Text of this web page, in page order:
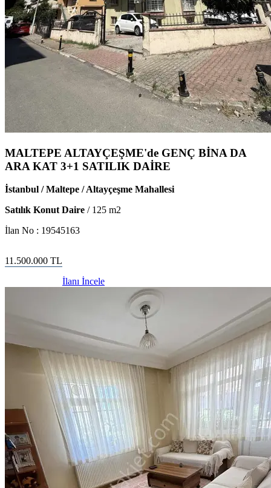
MALTEPE ALTAYÇEŞME'de GENÇ BİNA DA
ARA KAT 3+1 SATILIK DAİRE
İstanbul / Maltepe / Altayçeşme Mahallesi
Satılık Konut Daire / 125 m2
İlan No : 19545163
11.500.000 TL
İlanı İncele